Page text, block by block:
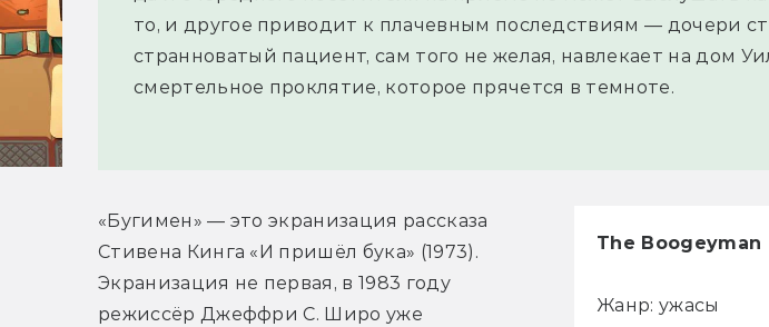
то, и другое приводит к плачевным последствиям — дочери
странноватый пациент, сам того не желая, навлекает на дом
смертельное проклятие, которое прячется в темноте.
The Boogeyman
Жанр: ужасы
«Бугимен» — это экранизация рассказа
Стивена Кинга «И пришёл бука» (1973).
Экранизация не первая, в 1983 году
режиссёр Джеффри С. Широ уже